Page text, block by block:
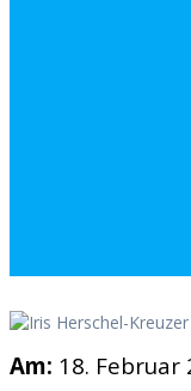
Am: 18. Februar